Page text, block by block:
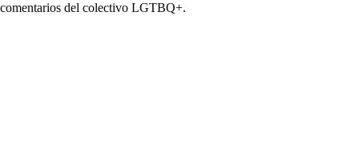
comentarios del colectivo LGTBQ+.